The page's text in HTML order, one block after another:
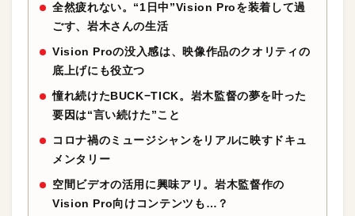
全然疲れない。“1日中”Vision Proを装着して過
ごす、岩木さんの生活
Vision Proの没入感は、映像作品のクオリティの
底上げにも役立つ
憧れ続けたBUCK−TICK。岩木監督の夢を叶った
要因は“言い続けた”こと
コロナ禍のミュージシャンをリアルに映すドキュ
メンタリー
空間ビデオの活用に興味アリ。岩木監督作の
Vision Pro向けコンテンツも…？